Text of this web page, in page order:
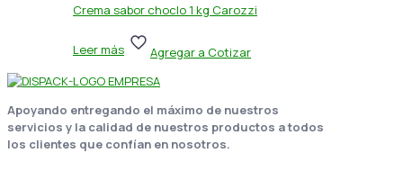
Crema sabor choclo 1 kg Carozzi
Leer más Agregar a Cotizar
Apoyando entregando el máximo de nuestros
servicios y la calidad de nuestros productos a todos
los clientes que confían en nosotros.